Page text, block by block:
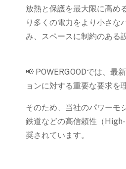
放熱と保護を最大限に高め
り多くの電力をより小さな
み、スペースに制約のある
📢 POWERGOODでは、最
ョンに対する重要な要求を
そのため、当社のパワーモ
鉄道などの高信頼性（
奨されています。